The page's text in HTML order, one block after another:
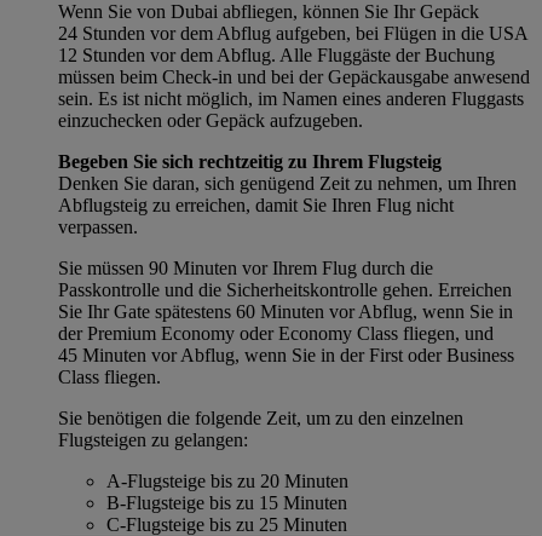
Wenn Sie von Dubai abfliegen, können Sie Ihr Gepäck
24 Stunden vor dem Abflug aufgeben, bei Flügen in die USA
12 Stunden vor dem Abflug. Alle Fluggäste der Buchung
müssen beim Check-in und bei der Gepäckausgabe anwesend
sein. Es ist nicht möglich, im Namen eines anderen Fluggasts
einzuchecken oder Gepäck aufzugeben.
Begeben Sie sich rechtzeitig zu Ihrem Flugsteig
Denken Sie daran, sich genügend Zeit zu nehmen, um Ihren
Abflugsteig zu erreichen, damit Sie Ihren Flug nicht
verpassen.
Sie müssen 90 Minuten vor Ihrem Flug durch die
Passkontrolle und die Sicherheitskontrolle gehen. Erreichen
Sie Ihr Gate spätestens 60 Minuten vor Abflug, wenn Sie in
der Premium Economy oder Economy Class fliegen, und
45 Minuten vor Abflug, wenn Sie in der First oder Business
Class fliegen.
Sie benötigen die folgende Zeit, um zu den einzelnen
Flugsteigen zu gelangen:
A-Flugsteige bis zu 20 Minuten
B-Flugsteige bis zu 15 Minuten
C-Flugsteige bis zu 25 Minuten